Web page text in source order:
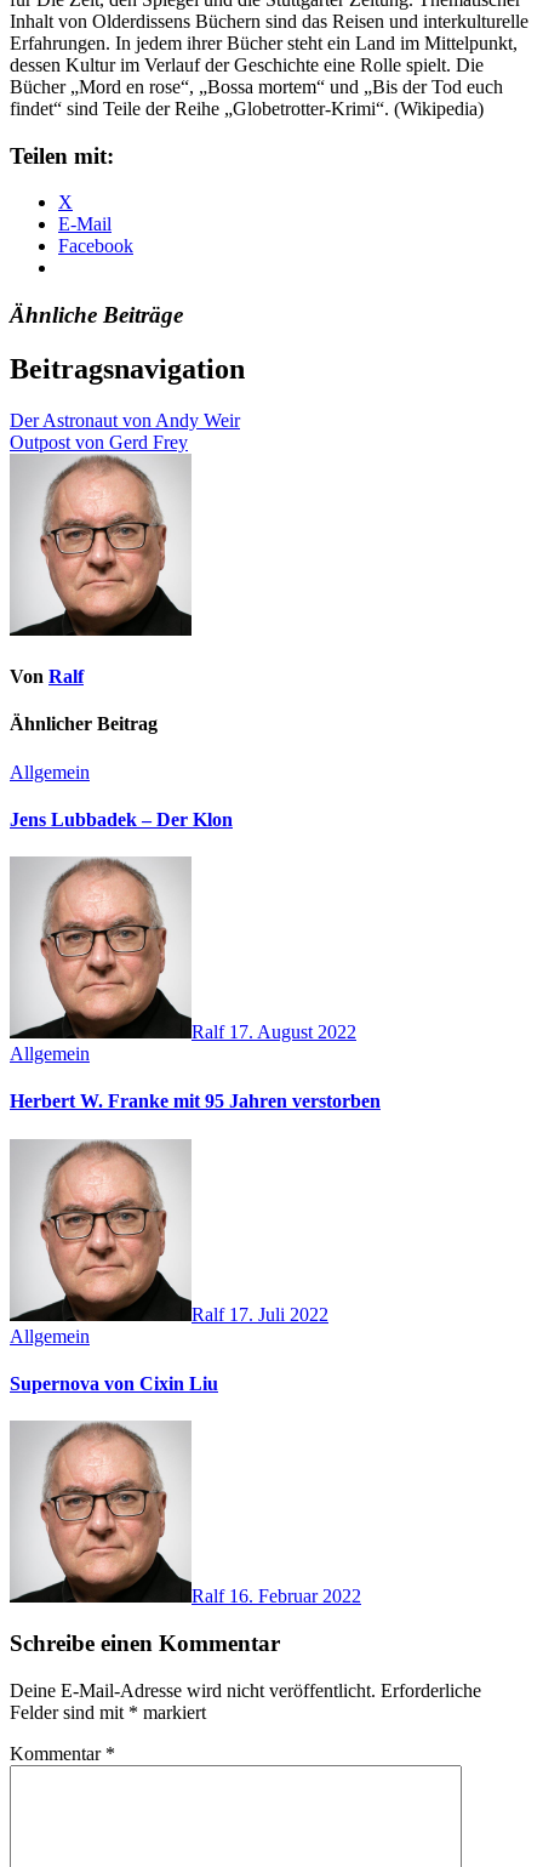
Inhalt von Olderdissens Büchern sind das Reisen und interkulturelle
Erfahrungen. In jedem ihrer Bücher steht ein Land im Mittelpunkt,
dessen Kultur im Verlauf der Geschichte eine Rolle spielt. Die
Bücher „Mord en rose“, „Bossa mortem“ und „Bis der Tod euch
findet“ sind Teile der Reihe „Globetrotter-Krimi“. (Wikipedia)
Teilen mit:
X
E-Mail
Facebook
Ähnliche Beiträge
Beitragsnavigation
Der Astronaut von Andy Weir
Outpost von Gerd Frey
Von Ralf
Ähnlicher Beitrag
Allgemein
Jens Lubbadek – Der Klon
Ralf 17. August 2022
Allgemein
Herbert W. Franke mit 95 Jahren verstorben
Ralf 17. Juli 2022
Allgemein
Supernova von Cixin Liu
Ralf 16. Februar 2022
Schreibe einen Kommentar
Deine E-Mail-Adresse wird nicht veröffentlicht. Erforderliche
Felder sind mit * markiert
Kommentar *